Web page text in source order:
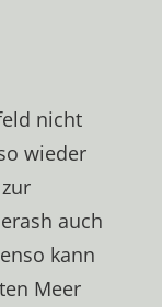
nicht
wieder
auch
kann
Meer